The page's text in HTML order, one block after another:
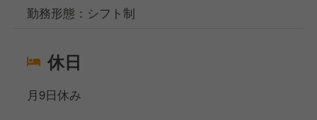
勤務形態：シフト制
休日
月9日休み